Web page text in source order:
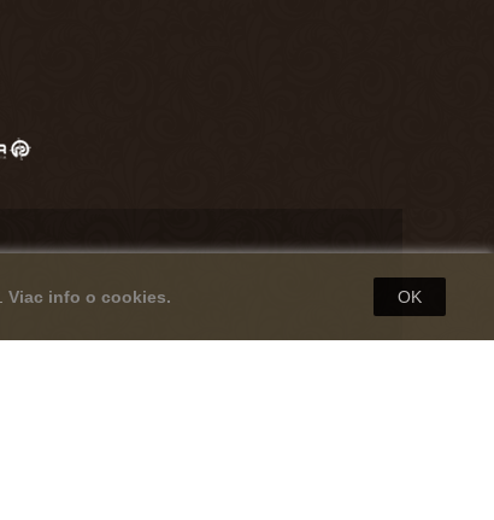
Viac info o cookies. OK